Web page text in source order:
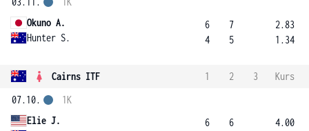
Okuno A.
Hunter S.
6
4
7
5
2.83
1.34
Cairns ITF 1 2 3
Kurs
07.10.
Elie J.
1K
6
6
4.00